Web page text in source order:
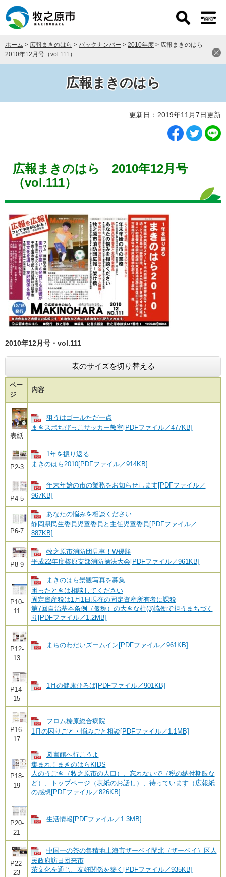
ー
先
頭
ニ
を
飛
本
ホーム > 広報まきのはら > バックナンバー > 2010年度 > 広報まきのはら
2010年12月号（vol.111）
広報まきのはら
更新日：2019年11月7日更新
広報まきのはら 2010年12月号
（vol.111）
2010年12月号・vol.111
表のサイズを切り替える
ペー
ジ
内容
表紙
狙うはゴールただ一点
まきスポちびっこサッカー教室[PDFファイル／477KB]
P2-3
1年を振り返る
まきのはら2010[PDFファイル／914KB]
P4-5
年末年始の市の業務をお知らせします[PDFファイル／
967KB]
P6-7
あなたの悩みを相談ください
静岡県民生委員児童委員と主任児童委員[PDFファイル／
887KB]
P8-9
牧之原市消防団見事！W優勝
平成22年度榛原支部消防操法大会[PDFファイル／961KB]
P10-
11
まきのはら景観写真を募集
困ったときは相談してください
固定資産税は1月1日現在の固定資産所有者に課税
第7回自治基本条例（仮称）の大きな柱(3)協働で担うまちづく
り[PDFファイル／1.2MB]
P12-
13
まちのわだいズームイン[PDFファイル／961KB]
P14-
15
1月の健康ひろば[PDFファイル／901KB]
P16-
17
フロム榛原総合病院
1月の困りごと・悩みごと相談[PDFファイル／1.1MB]
P18-
19
図書館へ行こうよ
集まれ！まきのはらKIDS
人のうごき（牧之原市の人口）、忘れないで（税の納付期限な
ど）、トップページ（表紙のお話し）、待っています（広報紙
の感想[PDFファイル／826KB]
P20-
21
生活情報[PDFファイル／1.3MB]
P22-
23
中国一の茶の集積地上海市ザーベイ閘北（ザーベイ）区人
民政府訪日団来市
茶文化を通じ、友好関係を築く[PDFファイル／935KB]